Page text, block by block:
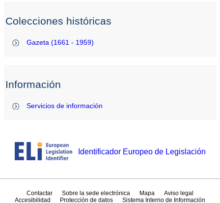
Colecciones históricas
Gazeta (1661 - 1959)
Información
Servicios de información
Identificador Europeo de Legislación
Contactar Sobre la sede electrónica Mapa
Aviso legal
Accesibilidad
Protección de datos Sistema Interno de Información